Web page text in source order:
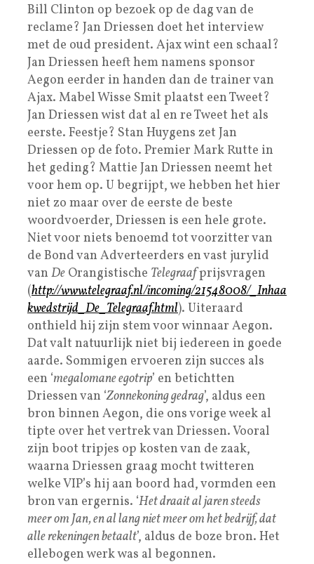
Bill Clinton op bezoek op de dag van de
reclame? Jan Driessen doet het interview
met de oud president. Ajax wint een schaal?
Jan Driessen heeft hem namens sponsor
Aegon eerder in handen dan de trainer van
Ajax. Mabel Wisse Smit plaatst een Tweet?
Jan Driessen wist dat al en re Tweet het als
eerste. Feestje? Stan Huygens zet Jan
Driessen op de foto. Premier Mark Rutte in
het geding? Mattie Jan Driessen neemt het
voor hem op. U begrijpt, we hebben het hier
niet zo maar over de eerste de beste
woordvoerder, Driessen is een hele grote.
Niet voor niets benoemd tot voorzitter van
de Bond van Adverteerders en vast jurylid
van De Orangistische Telegraafprijsvragen
(http://www.telegraaf.nl/incoming/21548008/_Inhaa
kwedstrijd_De_Telegraaf.html). Uiteraard
onthield hij zijn stem voor winnaar Aegon.
Dat valt natuurlijk niet bij iedereen in goede
aarde. Sommigen ervoeren zijn succes als
een ‘megalomane egotrip’ en betichtten
Driessen van ‘Zonnekoning gedrag’, aldus een
bron binnen Aegon, die ons vorige week al
tipte over het vertrek van Driessen. Vooral
zijn boot tripjes op kosten van de zaak,
waarna Driessen graag mocht twitteren
welke VIP’s hij aan boord had, vormden een
bron van ergernis. ‘Het draait al jaren steeds
meer om Jan, en al lang niet meer om het bedrijf, dat
alle rekeningen betaalt’, aldus de boze bron. Het
ellebogen werk was al begonnen.